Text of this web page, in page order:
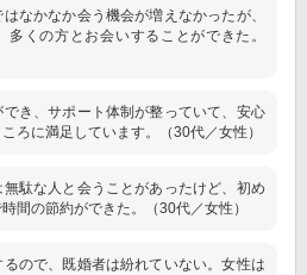
なかなか会う機会が増えなかったが、
多くの方とお会いすることができた。
き、サポート体制が整っていて、安心
ろに満足しています。（30代／女性）
駄な人と会うことがあったけど、初め
間の節約ができた。（30代／女性）
ので、既婚者は紛れていない。女性は